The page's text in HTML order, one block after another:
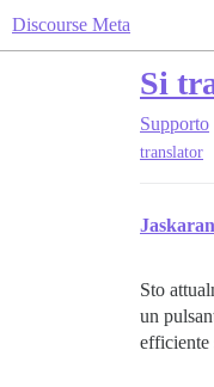
Discourse Meta
Si
Supporto
translator
Jaskaran
Sto
un
efficiente